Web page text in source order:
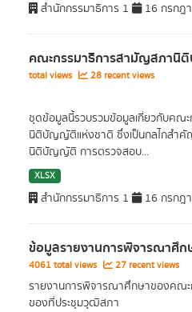
สำนักกรรมาธิการ 1 16 กรกฎ
คณะกรรมาธิการสามัญสภา
total views
28 recent views
ชุดข้อมูลนี้รวบรวมข้อมูลเกี่ยวกับคณ
นิติบัญญัติแห่งชาติ ซึ่งเป็นกลไกสำคั
นิติบัญญัติ การตรวจสอบ...
XLSX
สำนักกรรมาธิการ 1 16 กรกฎ
ข้อมูลรายงานการพิจารณาศึก
4061 total views 27 recent views
รายงานการพิจารณาศึกษาของคณะ
ของที่ประชุมวุฒิสภา